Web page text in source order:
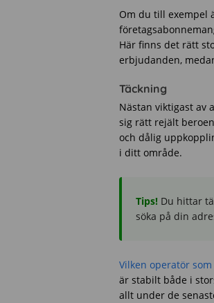
Om du till exempel
Här finns det rätt
erbjudanden,
Täckning
Nästan viktigast av
sig rätt rejält
och dålig
i ditt område.
Tips! Du hittar
söka på din
Vilken operatör
är stabilt både i
allt under de